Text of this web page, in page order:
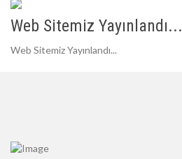
Web Sitemiz Yayınlandı...
Web Sitemiz Yayınlandı...